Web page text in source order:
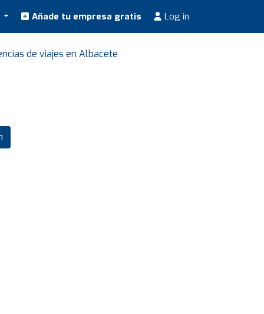
Añade tu empresa gratis Log in
de viajes en Albacete